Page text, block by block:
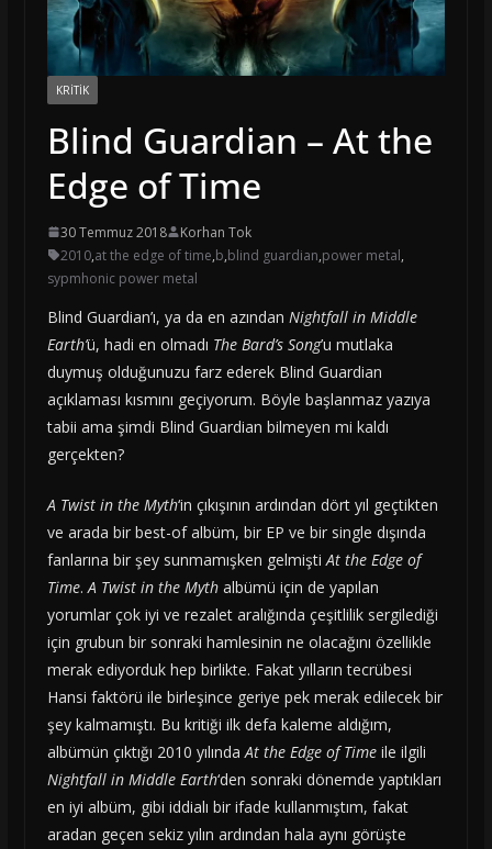
KRITIK
Blind Guardian – At the
Edge of Time
30 Temmuz 2018
Korhan Tok
2010,at the edge of time,b,blind guardian,power metal,
sypmhonic power metal
Blind Guardian’ı, ya da en azından Nightfall in Middle
Earth’ü, hadi en olmadı The Bard’s Song’u mutlaka
duymuş olduğunuzu farz ederek Blind Guardian
açıklaması kısmını geçiyorum. Böyle başlanmaz yazıya
tabii ama şimdi Blind Guardian bilmeyen mi kaldı
gerçekten?
A Twist in the Myth‘in çıkışının ardından dört yıl geçtikten
ve arada bir best-of albüm, bir EP ve bir single dışında
fanlarına bir şey sunmamışken gelmiştiAt the Edge of
Time.A Twist in the Myth albümü için de yapılan
yorumlar çok iyi ve rezalet aralığında çeşitlilik sergilediği
için grubun bir sonraki hamlesinin ne olacağını özellikle
merak ediyorduk hep birlikte. Fakat yılların tecrübesi
Hansi faktörü ile birleşince geriye pek merak edilecek bir
şey kalmamıştı. Bu kritiği ilk defa kaleme aldığım,
albümün çıktığı 2010 yılındaAt the Edge of Time ile ilgili
Nightfall in Middle Earth‘den sonraki dönemde yaptıkları
en iyi albüm, gibi iddialı bir ifade kullanmıştım, fakat
aradan geçen sekiz yılın ardından hala aynı görüşte